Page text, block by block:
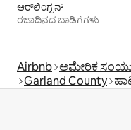
ಆರ್‌ಲಿಂಗ್ಟನ್
ರಜಾದಿನದ ಬಾಡಿಗೆಗಳು
Airbnb ಅಮೇರಿಕ
Garland County